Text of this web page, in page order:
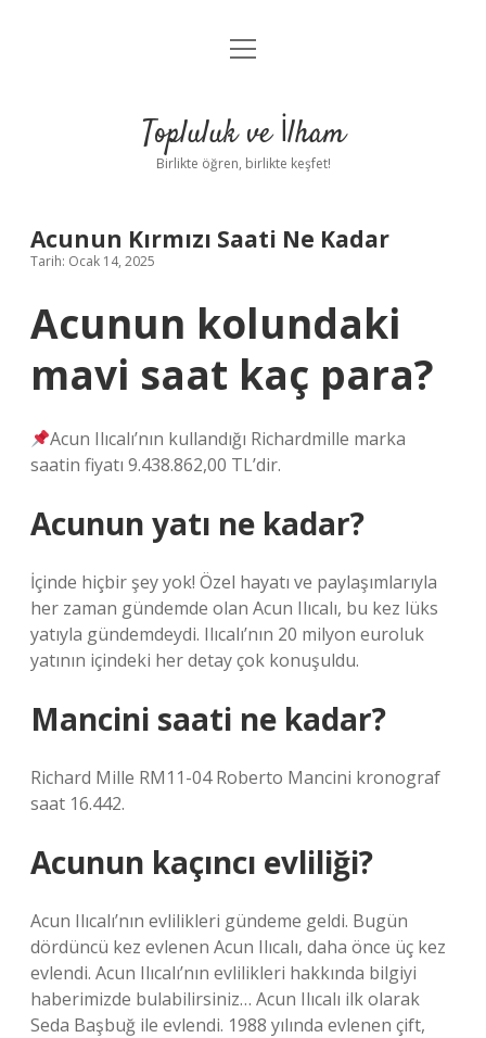
Anasayfa
Yasal Uyarı
menüyü
Topluluk ve İlham
Birlikte öğren, birlikte keşfet!
Acunun Kırmızı Saati Ne Kadar
Tarih: Ocak 14, 2025
Acunun kolundaki
mavi saat kaç para?
Acun Ilıcalı’nın kullandığı Richardmille marka
saatin fiyatı 9.438.862,00 TL’dir.
Acunun yatı ne kadar?
İçinde hiçbir şey yok! Özel hayatı ve paylaşımlarıyla
her zaman gündemde olan Acun Ilıcalı, bu kez lüks
yatıyla gündemdeydi. Ilıcalı’nın 20 milyon euroluk
yatının içindeki her detay çok konuşuldu.
Mancini saati ne kadar?
Richard Mille RM11-04 Roberto Mancini kronograf
saat 16.442.
Acunun kaçıncı evliliği?
Acun Ilıcalı’nın evlilikleri gündeme geldi. Bugün
dördüncü kez evlenen Acun Ilıcalı, daha önce üç kez
evlendi. Acun Ilıcalı’nın evlilikleri hakkında bilgiyi
haberimizde bulabilirsiniz… Acun Ilıcalı ilk olarak
Seda Başbuğ ile evlendi. 1988 yılında evlenen çift,